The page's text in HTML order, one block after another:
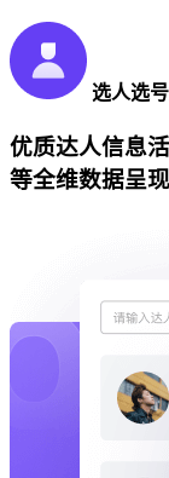
选人选
优质达人信息
等全维数据呈